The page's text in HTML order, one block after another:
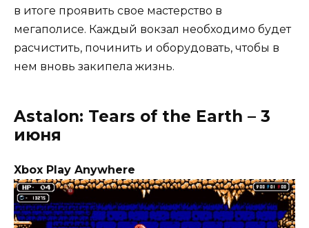
в итоге проявить свое мастерство в
мегаполисе. Каждый вокзал необходимо будет
расчистить, починить и оборудовать, чтобы в
нем вновь закипела жизнь.
Astalon: Tears of the Earth – 3
июня
Xbox Play Anywhere